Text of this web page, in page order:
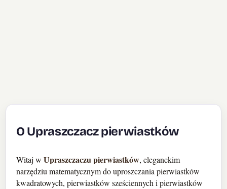
O Upraszczacz pierwiastków
Witaj wUpraszczaczu pierwiastków, eleganckim
narzędziu matematycznym do uproszczania pierwiastków
kwadratowych, pierwiastków sześciennych i pierwiastków